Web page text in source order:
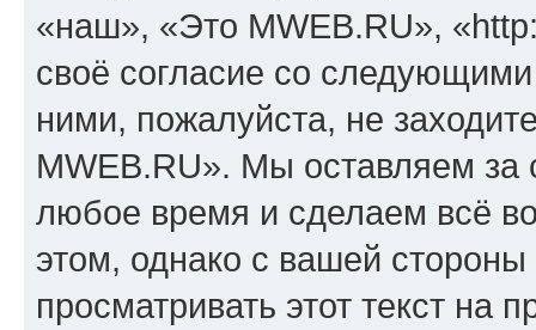
«наш», «Это MWEB.RU»,
своё согласие со
ними, пожалуйста, не
MWEB.RU». Мы оставляем за
любое время и сделаем всё
этом, однако с вашей
просматривать этот текст на